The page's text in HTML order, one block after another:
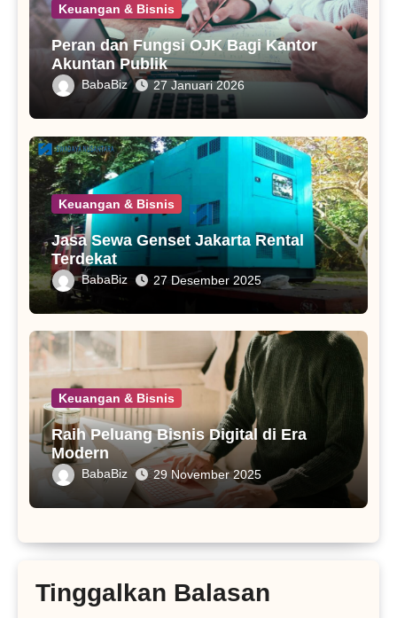
Keuangan & Bisnis
Peran dan Fungsi OJK Bagi Kantor
Akuntan Publik
BabaBiz 27 Januari 2026
Keuangan & Bisnis
Jasa Sewa Genset Jakarta Rental
Terdekat
BabaBiz 27 Desember 2025
Keuangan & Bisnis
Raih Peluang Bisnis Digital di Era
Modern
BabaBiz 29 November 2025
Tinggalkan Balasan